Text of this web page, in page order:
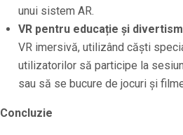
unui sistem AR.
VR pentru educație și
VR imersivă, utilizând căști
utilizatorilor să participe la
sau să se bucure de jocuri și
Concluzie